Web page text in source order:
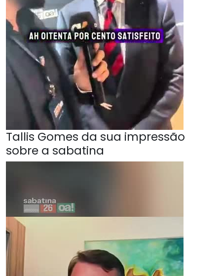
Tallis Gomes da sua impressão
sobre a sabatina